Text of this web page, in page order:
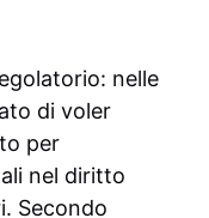
nelle
di voler
per
nel diritto
Secondo